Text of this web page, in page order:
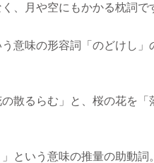
、月や空にもかかる枕詞で
う意味の形容詞「のどけし
散るらむ」と、桜の花を「
」という意味の推量の助動